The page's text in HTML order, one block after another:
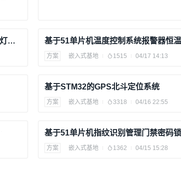
基于51单片机太阳能风能锂电池充电路灯控制器设计
方案 嵌入式基地 1515 04/17 14:13
基于STM32的GPS北斗定位系统
方案 嵌入式基地 3318 04/16 22:55
方案 嵌入式基地 1362 04/15 15:28